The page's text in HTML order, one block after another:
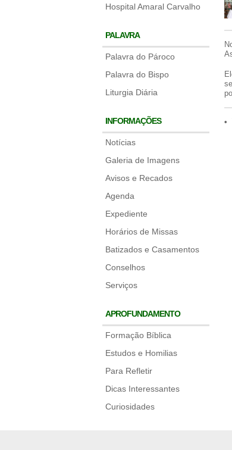
Hospital Amaral Carvalho
PALAVRA
Palavra do Pároco
Palavra do Bispo
Liturgia Diária
INFORMAÇÕES
Notícias
Galeria de Imagens
Avisos e Recados
Agenda
Expediente
Horários de Missas
Batizados e Casamentos
Conselhos
Serviços
APROFUNDAMENTO
Formação Bíblica
Estudos e Homilias
Para Refletir
Dicas Interessantes
Curiosidades
•